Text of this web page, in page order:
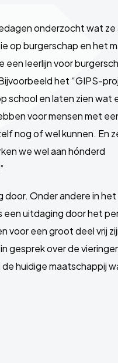
onderzocht wat ze
op burgerschap en het
een leerlijn voor
het “GIPS-
school en laten zien wat
voor mensen met
nog of wel kunnen. En
we wel aan hónderd
Onder andere in
een uitdaging door het
voor een groot deel vrij
gesprek over de
huidige maatschappij